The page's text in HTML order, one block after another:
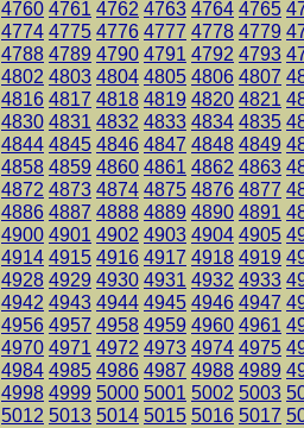
4760 4761 4762 4763 4764 4765
4774 4775 4776 4777 4778 4779
4788 4789 4790 4791 4792 4793
4802 4803 4804 4805 4806 4807
4816 4817 4818 4819 4820 4821
4830 4831 4832 4833 4834 4835
4844 4845 4846 4847 4848 4849
4858 4859 4860 4861 4862 4863
4872 4873 4874 4875 4876 4877
4886 4887 4888 4889 4890 4891
4900 4901 4902 4903 4904 4905
4914 4915 4916 4917 4918 4919
4928 4929 4930 4931 4932 4933
4942 4943 4944 4945 4946 4947
4956 4957 4958 4959 4960 4961
4970 4971 4972 4973 4974 4975
4984 4985 4986 4987 4988 4989
4998 4999 5000 5001 5002 5003
5012 5013 5014 5015 5016 5017